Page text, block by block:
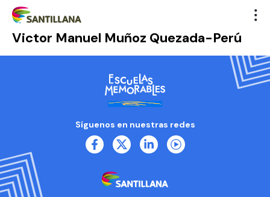
Victor Manuel Muñoz Quezada-Perú
Síguenos en nuestras redes